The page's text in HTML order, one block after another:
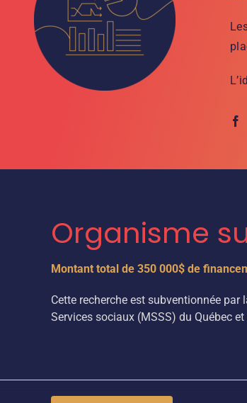
Organisme
Montant total de 350 000$ de
Cette recherche est subventionnée
Services sociaux (MSSS) du Québec